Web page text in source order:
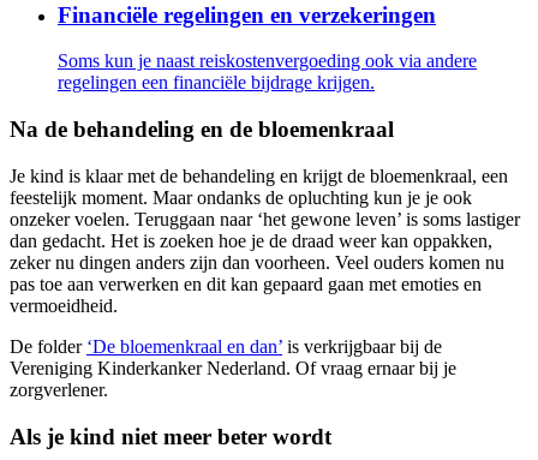
Financiële regelingen en verzekeringen
Soms kun je naast reiskostenvergoeding ook via andere
regelingen een financiële bijdrage krijgen.
Na de behandeling en de bloemenkraal
Je kind is klaar met de behandeling en krijgt de bloemenkraal, een
feestelijk moment. Maar ondanks de opluchting kun je je ook
onzeker voelen. Teruggaan naar ‘het gewone leven’ is soms lastiger
dan gedacht. Het is zoeken hoe je de draad weer kan oppakken,
zeker nu dingen anders zijn dan voorheen. Veel ouders komen nu
pas toe aan verwerken en dit kan gepaard gaan met emoties en
vermoeidheid.
De folder ‘De bloemenkraal en dan’ is verkrijgbaar bij de
Vereniging Kinderkanker Nederland. Of vraag ernaar bij je
zorgverlener.
Als je kind niet meer beter wordt